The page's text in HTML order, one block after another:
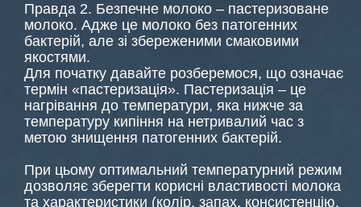
Правда 2. Безпечне молоко – пастеризоване
молоко. Адже це молоко без патогенних
бактерій, але зі збереженими смаковими
якостями.
Для початку давайте розберемося, що означає
термін «пастеризація». Пастеризація – це
нагрівання до температури, яка нижче за
температуру кипіння на нетривалий час з
метою знищення патогенних бактерій.
При цьому оптимальний температурний режим
дозволяє зберегти корисні властивості молока
та характеристики (колір, запах, консистенцію,